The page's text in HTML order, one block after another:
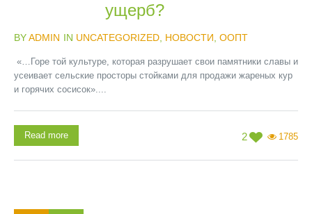
ущерб?
BYADMIN IN UNCATEGORIZED НОВОСТИ ООПТ
«…Горе той культуре, которая разрушает свои памятники славы и
усеивает сельские просторы стойками для продажи жареных кур
и горячих сосисок»....
2 1785
Read more